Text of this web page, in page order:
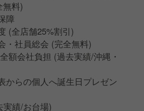
無料)
障
(全店舗25%割引)
・社員総会 (完全無料)
額会社負担 (過去実績/沖縄・
からの個人へ誕生日プレゼン
実績/お台場)